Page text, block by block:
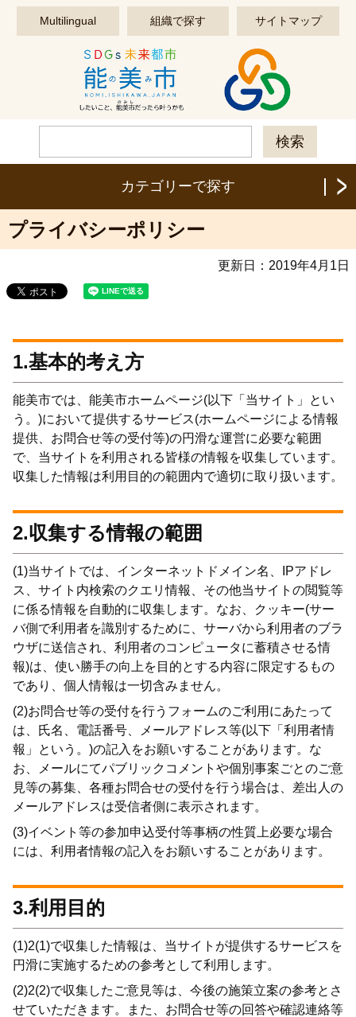
このページの本文へ移動する
Multilingual 組織で探す サイトマップ
カテゴリーで探す
プライバシーポリシー
更新日： 2019年4月1日
1.基本的考え方
能美市では、能美市ホームページ(以下「当サイト」とい
う。)において提供するサービス(ホームページによる情報
提供、お問合せ等の受付等)の円滑な運営に必要な範囲
で、当サイトを利用される皆様の情報を収集しています。
収集した情報は利用目的の範囲内で適切に取り扱います。
2.収集する情報の範囲
(1)当サイトでは、インターネットドメイン名、IPアドレ
ス、サイト内検索のクエリ情報、その他当サイトの閲覧等
に係る情報を自動的に収集します。なお、クッキー(サー
バ側で利用者を識別するために、サーバから利用者のブラ
ウザに送信され、利用者のコンピュータに蓄積させる情
報)は、使い勝手の向上を目的とする内容に限定するもの
であり、個人情報は一切含みません。
(2)お問合せ等の受付を行うフォームのご利用にあたって
は、氏名、電話番号、メールアドレス等(以下「利用者情
報」という。)の記入をお願いすることがあります。な
お、メールにてパブリックコメントや個別事案ごとのご意
見等の募集、各種お問合せの受付を行う場合は、差出人の
メールアドレスは受信者側に表示されます。
(3)イベント等の参加申込受付等事柄の性質上必要な場合
には、利用者情報の記入をお願いすることがあります。
3.利用目的
(1)2(1)で収集した情報は、当サイトが提供するサービスを
円滑に実施するための参考として利用します。
(2)2(2)で収集したご意見等は、今後の施策立案の参考とさ
せていただきます。また、お問合せ等の回答や確認連絡等